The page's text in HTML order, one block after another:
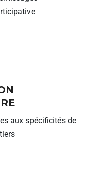
aux spécificités de